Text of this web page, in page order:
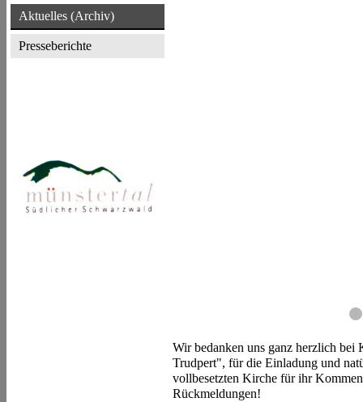
Aktuelles (Archiv)
Presseberichte
Wir bedanken uns ganz herzlich
Trudpert", für die Einladung und
vollbesetzten Kirche für ihr
Rückmeldungen!